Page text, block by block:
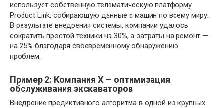
использует собственную телематическую платформу
Product Link, собирающую данные с машин по всему миру.
В результате внедрения системы, компании удалось
сократить простой техники на 30%, а затраты на ремонт —
на 25% благодаря своевременному обнаружению
проблем.
Пример 2: Компания X — оптимизация
обслуживания экскаваторов
Внедрение предиктивного алгоритма в одной из крупных